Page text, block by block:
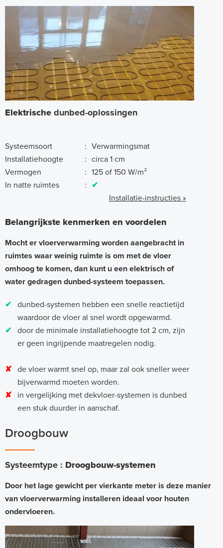
Elektrische dunbed-oplossingen
Systeemsoort : Verwarmingsmat
Installatiehoogte
: circa 1 cm
Vermogen
: 125 of 150 W/m²
In natte ruimtes
:
✔
Installatie-instructies »
Belangrijkste kenmerken en voordelen
Mocht er vloerverwarming worden aangebracht in
ruimtes waar weinig ruimte is om met de vloer
omhoog te komen, dan kunt u een elektrisch of
water gedragen dunbed-systeem toepassen.
✔
dunbed-systemen hebben een snelle reactietijd
waardoor de vloer al snel wordt opgewarmd.
✔
door de minimale installatiehoogte tot 2 cm, zijn
er geen ingrijpende maatregelen nodig.
✘ de vloer warmt snel op, maar zal ook sneller weer
bijverwarmd moeten worden.
✘
in vergelijking met dekvloer-systemen is dunbed
een stuk duurder in aanschaf.
Droogbouw
Systeemtype : Droogbouw-systemen
Door het lage gewicht per vierkante meter is deze manier
van vloerverwarming installeren ideaal voor houten
ondervloeren.